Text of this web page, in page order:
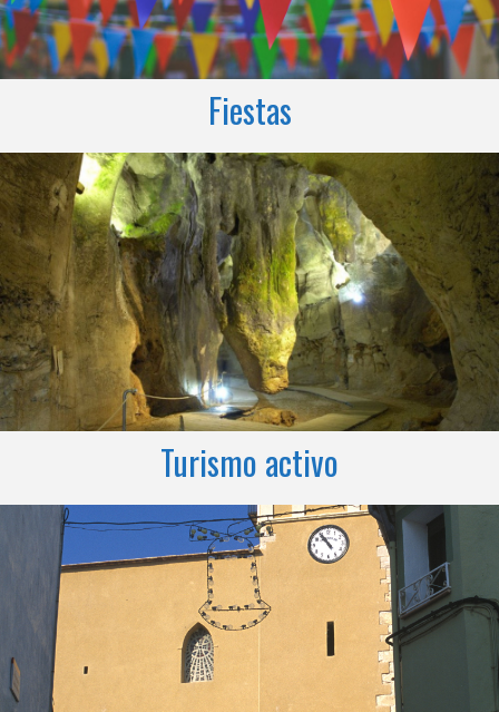
Fiestas
Turismo activo